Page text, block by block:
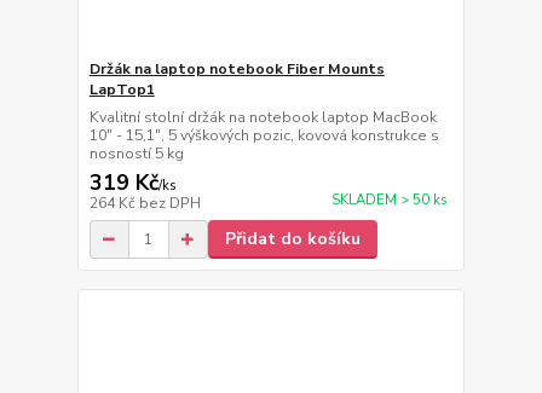
Držák na laptop notebook Fiber Mounts
LapTop1
Kvalitní stolní držák na notebook laptop MacBook
10" - 15,1", 5 výškových pozic, kovová konstrukce s
nosností 5 kg
319 Kč/ks
264 Kč bez DPH SKLADEM > 50 ks
Přidat do košíku